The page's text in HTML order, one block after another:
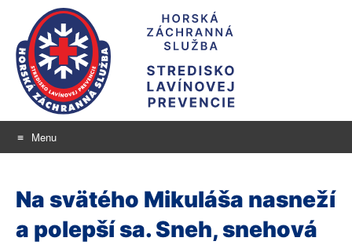
prevencie
Menu
content
Na svätého Mikuláša nasneží
a polepší sa. Sneh, snehová